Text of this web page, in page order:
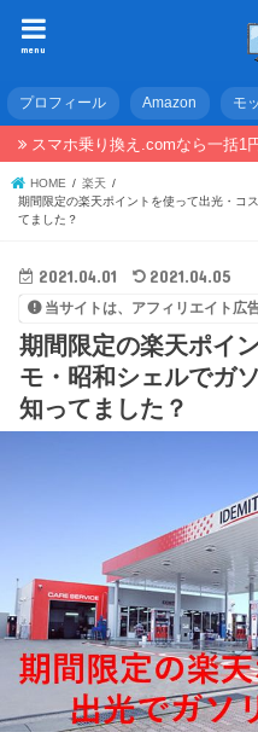
menu
プロフィール Amazon モ
スマホ乗り換え.comなら一括1
HOME
楽天
期間限定の楽天ポイントを使って出光・コ
てました？
2021.04.01 2021.04.05
当サイトは、アフィリエイト広
期間限定の楽天ポイ
モ・昭和シェルでガ
知ってました？